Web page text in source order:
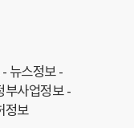
뉴스정보 -
부사업정보 -
정보